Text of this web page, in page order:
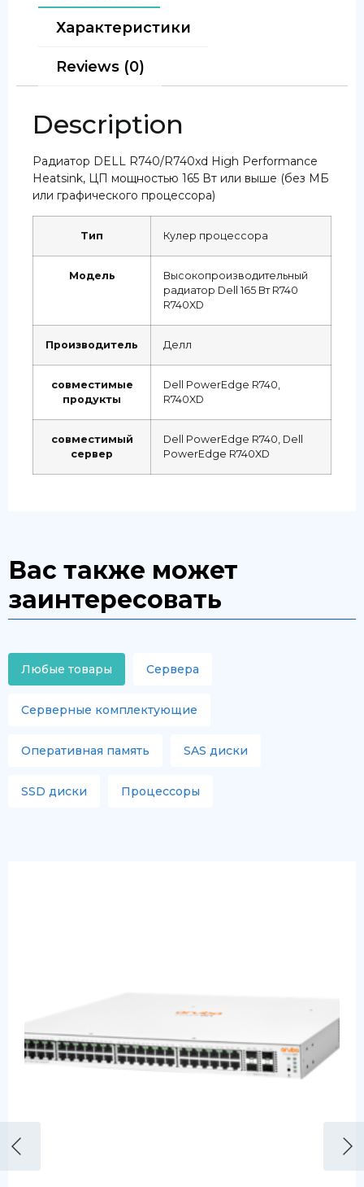
Характеристики
Reviews (0)
Description
Радиатор DELL R740/R740xd High Performance
Heatsink, ЦП мощностью 165 Вт или выше (без МБ
или графического процессора)
Тип Кулер процессора
Модель
Высокопроизводительный
радиатор Dell 165 Вт R740
R740XD
Производитель Делл
совместимые
продукты
Dell PowerEdge R740,
R740XD
совместимый
сервер
Dell PowerEdge R740, Dell
PowerEdge R740XD
Вас также может
заинтересовать
Любые товары Сервера
Серверные комплектующие
Оперативная память SAS диски
SSD диски Процессоры